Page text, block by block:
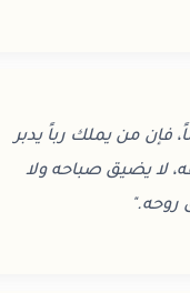
فإن من يملك رباً يدبر
لا يضيق صباحه ولا
روحه."